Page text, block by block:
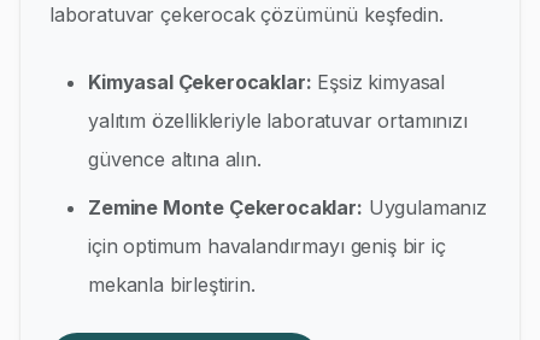
laboratuvar çekerocak çözümünü keşfedin.
Kimyasal Çekerocaklar: Eşsiz kimyasal
yalıtım özellikleriyle laboratuvar ortamınızı
güvence altına alın.
Zemine Monte Çekerocaklar: Uygulamanız
için optimum havalandırmayı geniş bir iç
mekanla birleştirin.